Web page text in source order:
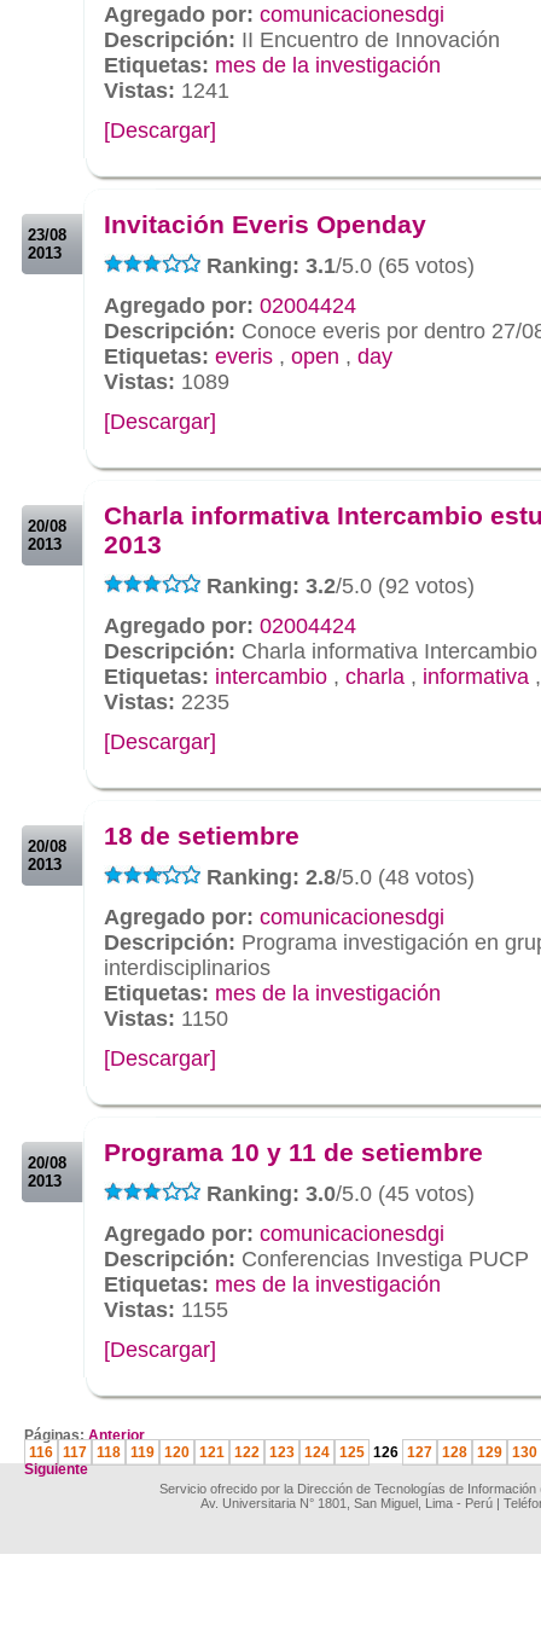
Agregado por: comunicacionesdgi
Descripción: II Encuentro de Innovación
Etiquetas: mes de la investigación
Vistas: 1241
[Descargar]
23/08
2013
Invitación Everis Openday
Ranking: 3.1/5.0 (65 votos)
Agregado por: 02004424
Descripción: Conoce everis por dentro 27/
Etiquetas: everis , open , day
Vistas: 1089
[Descargar]
20/08
2013
Charla informativa Intercambio
2013
Ranking: 3.2/5.0 (92 votos)
Agregado por: 02004424
Descripción: Charla informativa
Etiquetas: intercambio , charla , informativa
Vistas: 2235
[Descargar]
20/08
2013
18 de setiembre
Ranking: 2.8/5.0 (48 votos)
Agregado por: comunicacionesdgi
Descripción: Programa investigación en
interdisciplinarios
Etiquetas: mes de la investigación
Vistas: 1150
[Descargar]
20/08
2013
Programa 10 y 11 de setiembre
Ranking: 3.0/5.0 (45 votos)
Agregado por: comunicacionesdgi
Descripción: Conferencias Investiga PUCP
Etiquetas: mes de la investigación
Vistas: 1155
[Descargar]
Páginas:Anterior
116 117 118 119 120 121 122 123 124 125 126 127 128 129 130
Siguiente
Servicio ofrecido por la Dirección de Tecnologías de
Av. Universitaria N° 1801, San Miguel, Lima - Perú |